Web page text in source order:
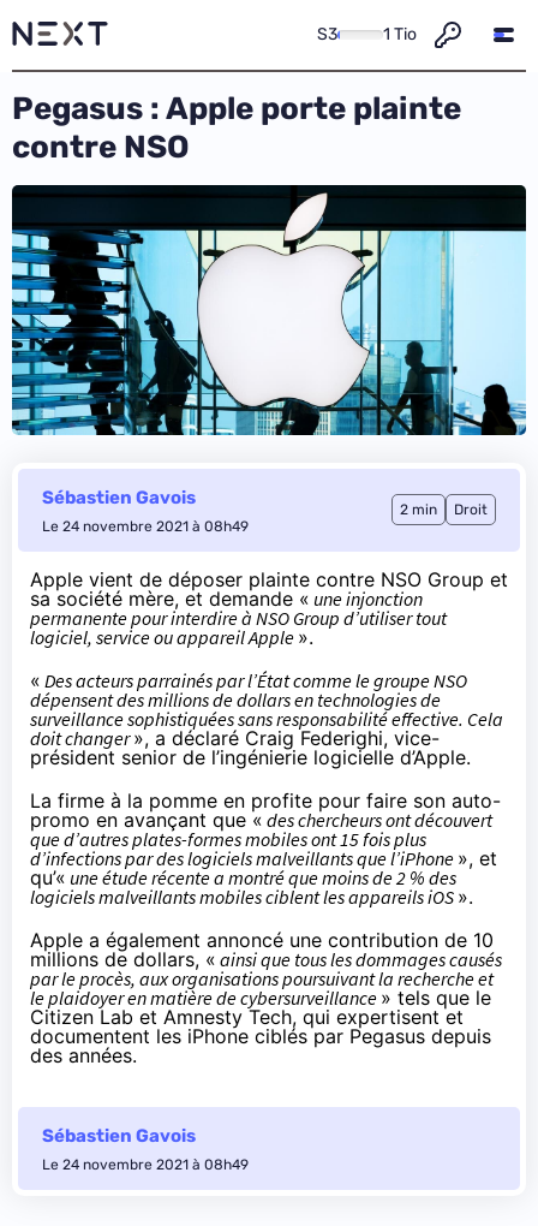
S3 1 Tio
Pegasus : Apple porte plainte
contre NSO
Sébastien Gavois
Le 24 novembre 2021 à 08h49
2 min Droit
Apple vient de déposer plainte contre NSO Group et
sa société mère, et demande « une injonction
permanente pour interdire à NSO Group d’utiliser tout
logiciel, service ou appareil Apple ».
« Des acteurs parrainés par l’État comme le groupe NSO
dépensent des millions de dollars en technologies de
surveillance sophistiquées sans responsabilité effective. Cela
doit changer», a déclaré Craig Federighi, vice-
président senior de l’ingénierie logicielle d’Apple.
La firme à la pomme en profite pour faire son auto-
promo en avançant que « des chercheurs ont découvert
que d’autres plates-formes mobiles ont 15 fois plus
d’infections par des logiciels malveillants que l’iPhone », et
qu’« une étude récente a montré que moins de 2 % des
logiciels malveillants mobiles ciblent les appareils iOS ».
Apple a également annoncé une contribution de 10
millions de dollars, « ainsi que tous les dommages causés
par le procès, aux organisations poursuivant la recherche et
le plaidoyer en matière de cybersurveillance » tels que le
Citizen Lab et Amnesty Tech, qui expertisent et
documentent les iPhone ciblés par Pegasus depuis
des années.
Sébastien Gavois
Le 24 novembre 2021 à 08h49